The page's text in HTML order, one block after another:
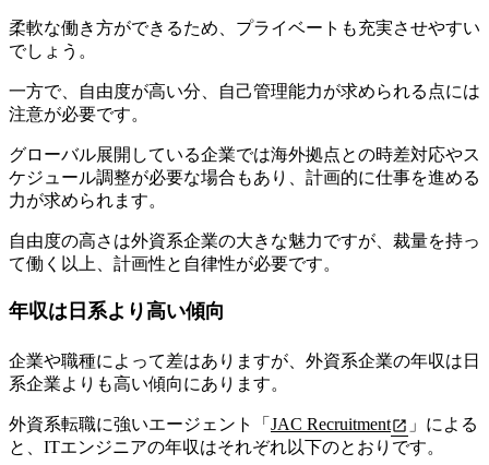
柔軟な働き方ができるため、プライベートも充実させやすい
でしょう。
一方で、自由度が高い分、自己管理能力が求められる点には
注意が必要です。
グローバル展開している企業では海外拠点との時差対応やス
ケジュール調整が必要な場合もあり、計画的に仕事を進める
力が求められます。
自由度の高さは外資系企業の大きな魅力ですが、裁量を持っ
て働く以上、計画性と自律性が必要です。
年収は日系より高い傾向
企業や職種によって差はありますが、外資系企業の年収は日
系企業よりも高い傾向にあります。
外資系転職に強いエージェント「 JAC Recruitment
」による
と、ITエンジニアの年収はそれぞれ以下のとおりです。